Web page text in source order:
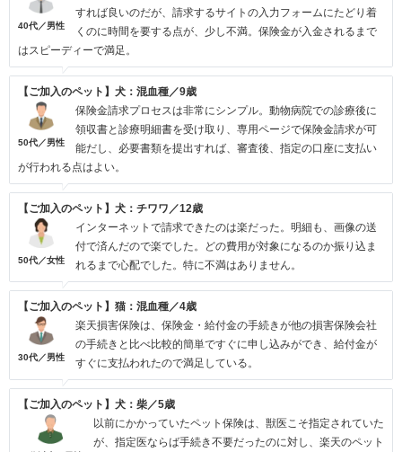
40代／男性
すれば良いのだが、請求するサイトの入力フォームにたどり着
くのに時間を要する点が、少し不満。保険金が入金されるまで
はスピーディーで満足。
【ご加入のペット】犬：混血種／9歳
50代／男性
保険金請求プロセスは非常にシンプル。動物病院での診療後に
領収書と診療明細書を受け取り、専用ページで保険金請求が可
能だし、必要書類を提出すれば、審査後、指定の口座に支払い
が行われる点はよい。
【ご加入のペット】犬：チワワ／12歳
50代／女性
インターネットで請求できたのは楽だった。明細も、画像の送
付で済んだので楽でした。どの費用が対象になるのか振り込ま
れるまで心配でした。特に不満はありません。
【ご加入のペット】猫：混血種／4歳
30代／男性
楽天損害保険は、保険金・給付金の手続きが他の損害保険会社
の手続きと比べ比較的簡単ですぐに申し込みができ、給付金が
すぐに支払われたので満足している。
【ご加入のペット】犬：柴／5歳
以前にかかっていたペット保険は、獣医こそ指定されていた
が、指定医ならば手続き不要だったのに対し、楽天のペット